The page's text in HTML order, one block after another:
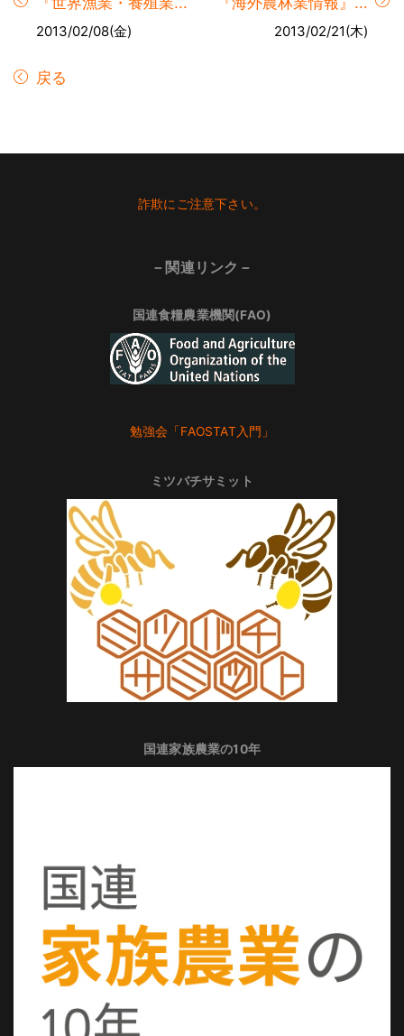
2013/02/08(金) 2013/02/21(木)
戻る
詐欺にご注意下さい。
－関連リンク－
国連食糧農業機関(FAO)
勉強会「FAOSTAT入門」
ミツバチサミット
国連家族農業の10年